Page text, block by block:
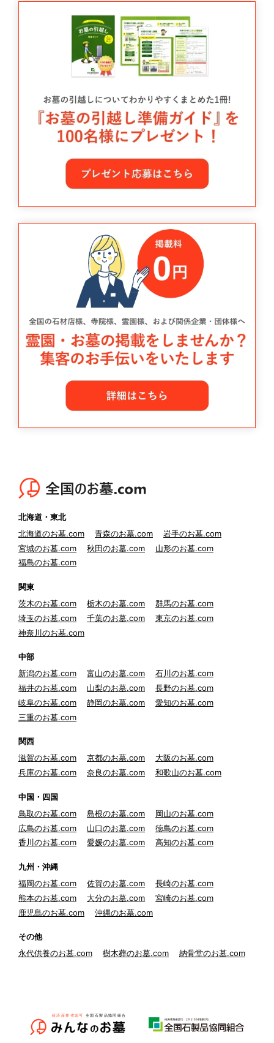
北海道・東北
北海道のお墓.com
青森のお墓.com
岩手のお墓.com
宮城のお墓.com
秋田のお墓.com
山形のお墓.com
福島のお墓.com
関東
茨木のお墓.com
栃木のお墓.com
群馬のお墓.com
埼玉のお墓.com
千葉のお墓.com
東京のお墓.com
神奈川のお墓.com
中部
新潟のお墓.com
富山のお墓.com
石川のお墓.com
福井のお墓.com
山梨のお墓.com
長野のお墓.com
岐阜のお墓.com
静岡のお墓.com
愛知のお墓.com
三重のお墓.com
関西
滋賀のお墓.com
京都のお墓.com
大阪のお墓.com
兵庫のお墓.com
奈良のお墓.com 和歌山のお墓.com
中国・四国
鳥取のお墓.com
島根のお墓.com
岡山のお墓.com
広島のお墓.com
山口のお墓.com
徳島のお墓.com
香川のお墓.com
愛媛のお墓.com 高知のお墓.com
九州・沖縄
福岡のお墓.com
佐賀のお墓.com
長崎のお墓.com
熊本のお墓.com
大分のお墓.com
宮崎のお墓.com
鹿児島のお墓.com
沖縄のお墓.com
その他
永代供養のお墓.com
樹木葬のお墓.com 納骨堂のお墓.com